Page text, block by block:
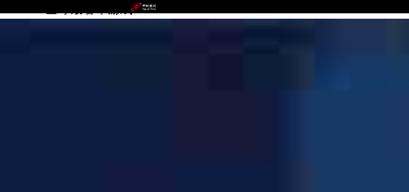
bst3388全球最奢华游戏